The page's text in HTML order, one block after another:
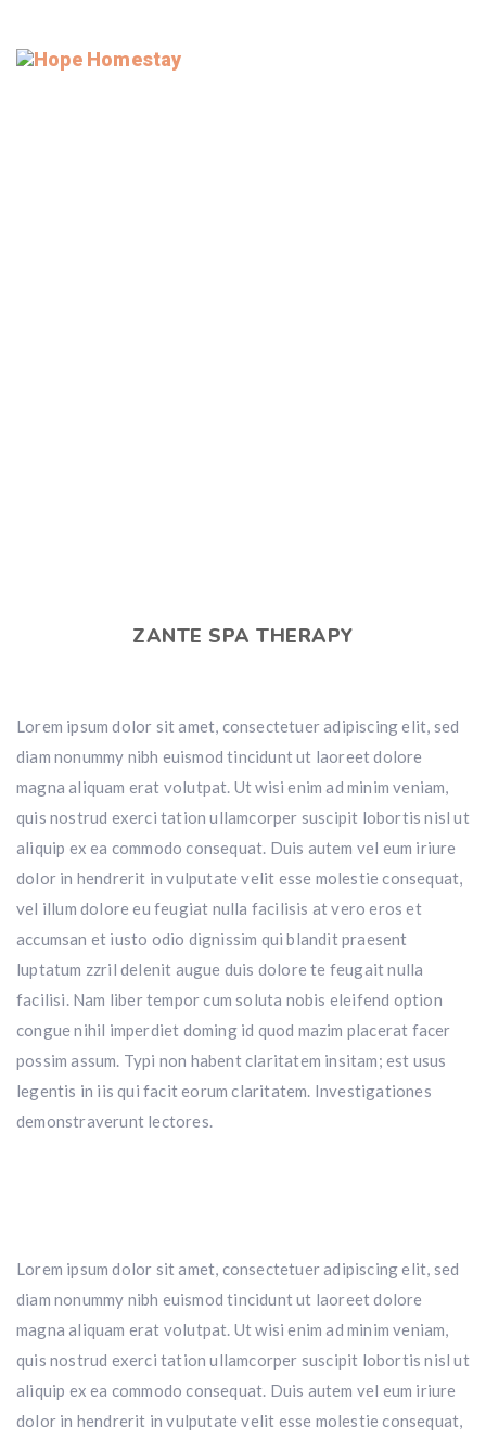
ZANTE SPA THERAPY
Lorem ipsum dolor sit amet, consectetuer adipiscing elit, sed
diam nonummy nibh euismod tincidunt ut laoreet dolore
magna aliquam erat volutpat. Ut wisi enim ad minim veniam,
quis nostrud exerci tation ullamcorper suscipit lobortis nisl ut
aliquip ex ea commodo consequat. Duis autem vel eum iriure
dolor in hendrerit in vulputate velit esse molestie consequat,
vel illum dolore eu feugiat nulla facilisis at vero eros et
accumsan et iusto odio dignissim qui blandit praesent
luptatum zzril delenit augue duis dolore te feugait nulla
facilisi. Nam liber tempor cum soluta nobis eleifend option
congue nihil imperdiet doming id quod mazim placerat facer
possim assum. Typi non habent claritatem insitam; est usus
legentis in iis qui facit eorum claritatem. Investigationes
demonstraverunt lectores.
Lorem ipsum dolor sit amet, consectetuer adipiscing elit, sed
diam nonummy nibh euismod tincidunt ut laoreet dolore
magna aliquam erat volutpat. Ut wisi enim ad minim veniam,
quis nostrud exerci tation ullamcorper suscipit lobortis nisl ut
aliquip ex ea commodo consequat. Duis autem vel eum iriure
dolor in hendrerit in vulputate velit esse molestie consequat,